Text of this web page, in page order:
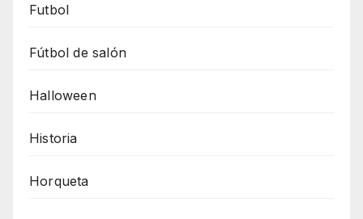
Futbol
Fútbol de salón
Halloween
Historia
Horqueta